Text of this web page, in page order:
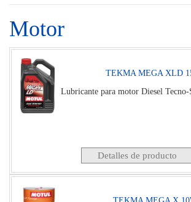
Motor
TEKMA MEGA XLD
Lubricante para motor Diesel
Detalles de producto